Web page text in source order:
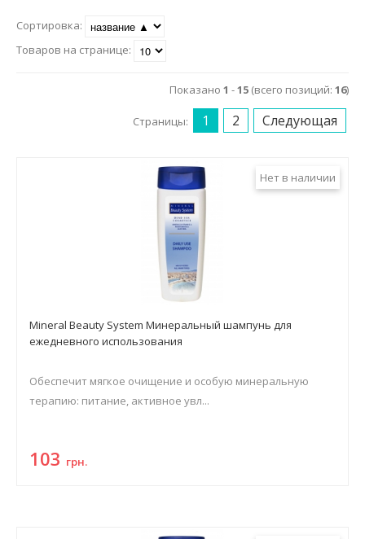
Маникюр и педикюр
Похудение
Сортировка:
Товаров на странице:
Показано 1 -15 (всего позиций: 16)
Страницы: 1 2 Следующая
Нет в наличии
Mineral Beauty System Минеральный шампунь для
ежедневного использования
Обеспечит мягкое очищение и особую минеральную
терапию: питание, активное увл...
103 грн.